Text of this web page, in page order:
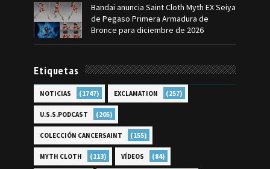
Bandai anuncia Saint Cloth Myth EX Seiya
de Pegaso Primera Armadura de
Bronce para diciembre de 2026
Etiquetas
NOTICIAS (1747) EXCLAMATION (257)
U.S.S.PODCAST (205)
COLECCIÓN CANCERSAINT (155)
MYTH CLOTH (113) VÍDEOS (84)